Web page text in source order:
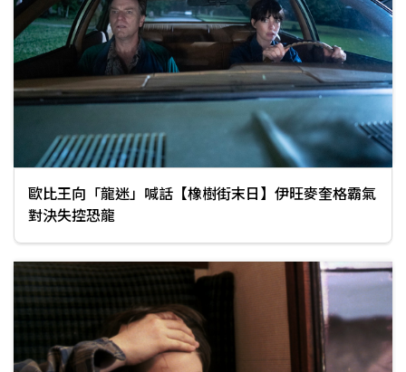
歐比王向「龍迷」喊話【橡樹街末日】伊旺麥奎格霸氣
對決失控恐龍